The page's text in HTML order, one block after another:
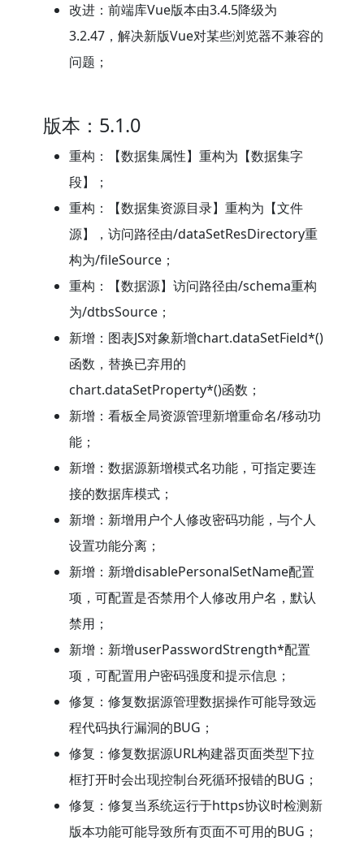
改进：前端库Vue版本由3.4.5降级为
3.2.47，解决新版Vue对某些浏览器不兼容的
问题；
版本：5.1.0
重构：【数据集属性】重构为【数据集字
段】；
重构：【数据集资源目录】重构为【文件
源】，访问路径由/dataSetResDirectory重
构为/fileSource；
重构：【数据源】访问路径由/schema重构
为/dtbsSource；
新增：图表JS对象新增chart.dataSetField*()
函数，替换已弃用的
chart.dataSetProperty*()函数；
新增：看板全局资源管理新增重命名/移动功
能；
新增：数据源新增模式名功能，可指定要连
接的数据库模式；
新增：新增用户个人修改密码功能，与个人
设置功能分离；
新增：新增disablePersonalSetName配置
项，可配置是否禁用个人修改用户名，默认
禁用；
新增：新增userPasswordStrength*配置
项，可配置用户密码强度和提示信息；
修复：修复数据源管理数据操作可能导致远
程代码执行漏洞的BUG；
修复：修复数据源URL构建器页面类型下拉
框打开时会出现控制台死循环报错的BUG；
修复：修复当系统运行于https协议时检测新
版本功能可能导致所有页面不可用的BUG；